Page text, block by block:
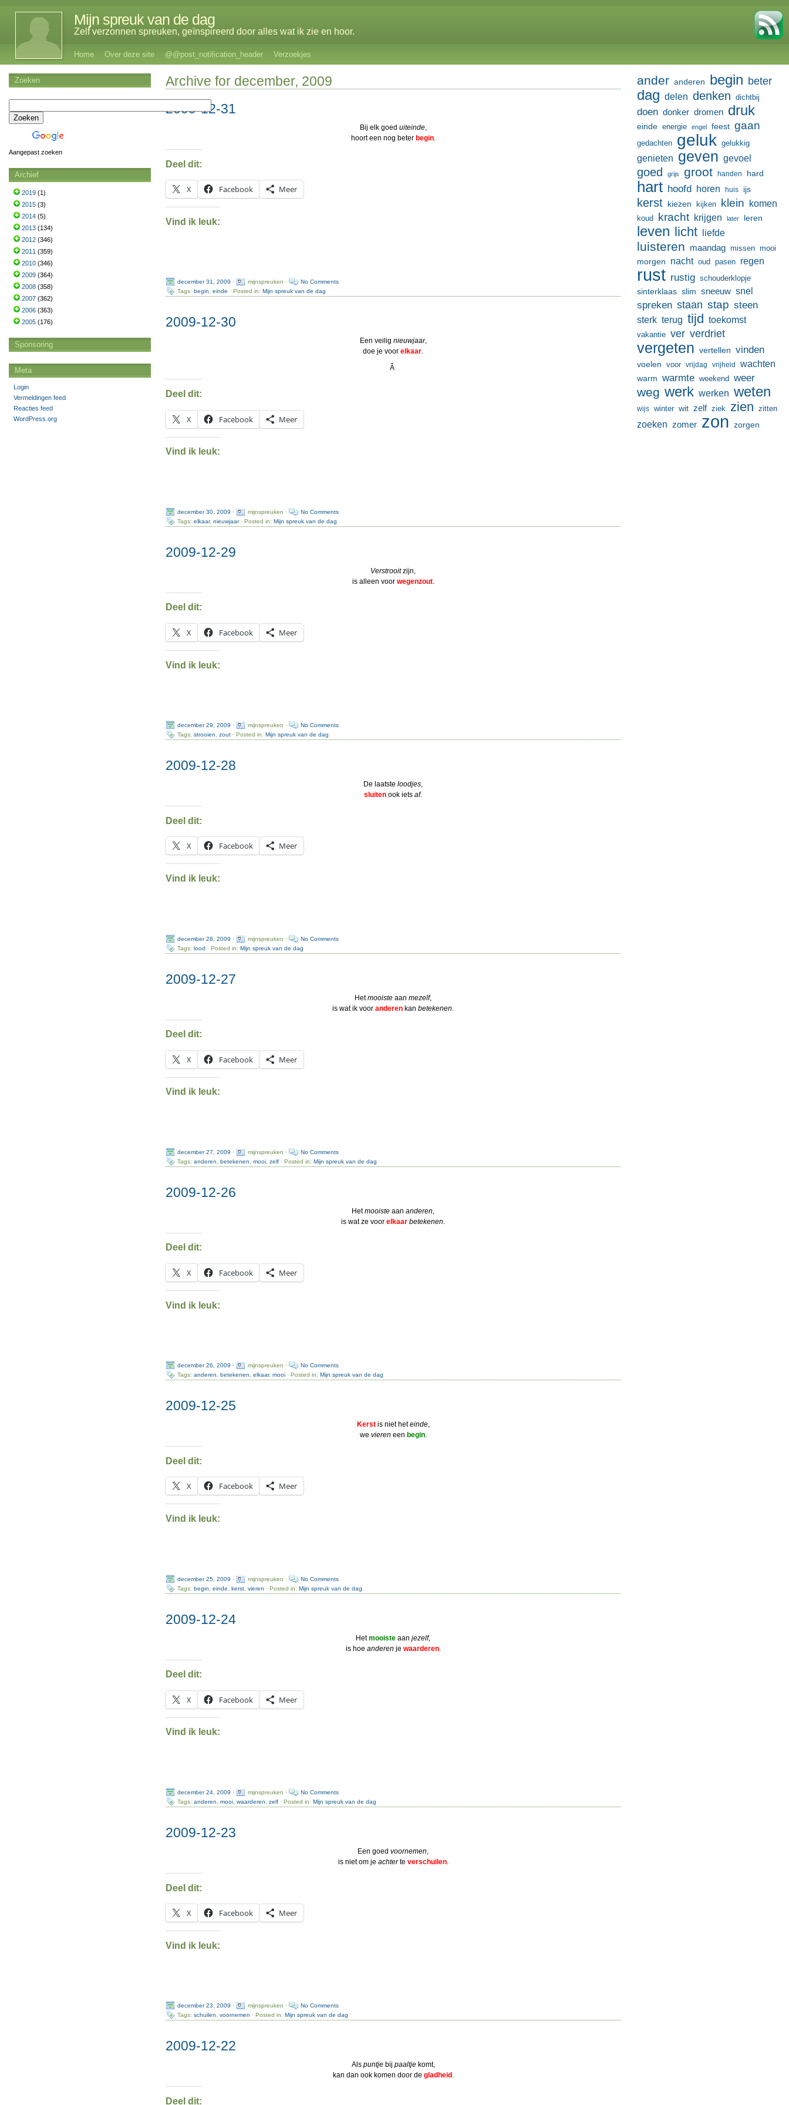
Mijn spreuk van de dag
Zelf verzonnen spreuken, geïnspireerd door alles wat ik zie en hoor.
Home Over deze site @@post_notification_header Verzoekjes
Archive for december, 2009
2009-12-31
Bij elk goed uiteinde,
hoort een nog beter begin.
Deel dit:
X Facebook Meer
Vind ik leuk:
december 31, 2009 · mijnspreuken ·
No Comments
Tags:begin ,einde · Posted in:Mijn spreuk van de dag
2009-12-30
Een veilig nieuwjaar,
doe je voorelkaar.
Â
Deel dit:
X Facebook Meer
Vind ik leuk:
december 30, 2009 · mijnspreuken ·
No Comments
Tags:elkaar,nieuwjaar· Posted in:Mijn spreuk van de dag
2009-12-29
Verstrooitzijn,
is alleen voor wegenzout.
Deel dit:
X Facebook Meer
Vind ik leuk:
december 29, 2009 · mijnspreuken ·
No Comments
Tags:strooien ,zout · Posted in:Mijn spreuk van de dag
2009-12-28
De laatsteloodjes,
sluiten ook ietsaf.
Deel dit:
X Facebook Meer
Vind ik leuk:
december 28, 2009 · mijnspreuken ·
No Comments
Tags:lood · Posted in:Mijn spreuk van de dag
2009-12-27
Hetmooiste aanmezelf,
is wat ik vooranderen kanbetekenen
Deel dit:
X Facebook Meer
Vind ik leuk:
december 27, 2009 · mijnspreuken ·
No Comments
Tags:anderen ,betekenen ,mooi ,zelf · Posted in:Mijn spreuk van de dag
2009-12-26
Hetmooiste aananderen,
is wat ze voorelkaar betekenen.
Deel dit:
X Facebook Meer
Vind ik leuk:
december 26, 2009 · mijnspreuken ·
No Comments
Tags:anderen ,betekenen ,elkaar,mooi · Posted in:Mijn spreuk van de dag
2009-12-25
Kerst is niet heteinde,
we vieren een begin.
Deel dit:
X Facebook Meer
Vind ik leuk:
december 25, 2009 · mijnspreuken ·
No Comments
Tags:begin ,einde ,kerst ,vieren · Posted in:Mijn spreuk van de dag
2009-12-24
Hetmooiste aanjezelf,
is hoe anderen je waarderen.
Deel dit:
X Facebook Meer
Vind ik leuk:
december 24, 2009 · mijnspreuken ·
No Comments
Tags:anderen ,mooi ,waarderen ,zelf · Posted in:Mijn spreuk van de dag
2009-12-23
Een goedvoornemen,
is niet om je achterte verschuilen.
Deel dit:
X Facebook Meer
Vind ik leuk:
december 23, 2009 · mijnspreuken ·
No Comments
Tags:schuilen ,voornemen · Posted in:Mijn spreuk van de dag
2009-12-22
Als puntjebij paaltjekomt,
kan dan ook komen door de gladheid .
Deel dit:
ander anderen begin beter
dag delen denken dichtbij
doen donker dromen druk
einde energie engel feest gaan
gedachten geluk gelukkig
genieten geven gevoel
goed grijs groot handen hard
hart hoofd horen huis ijs
kerst kiezen kijken klein komen
koud kracht krijgen later leren
leven licht liefde
luisteren maandag missen mooi
morgen nacht oud pasen regen
rust rustig schouderklopje
sinterklaas slim sneeuw snel
spreken staan stap steen
sterk terug tijd toekomst
vakantie ver verdriet
vergeten vertellen vinden
voelen voor vrijdag vrijheid wachten
warm warmte weekend weer
weg werk werken weten
wijs winter wit zelf ziek zien zitten
zoeken zomer zon zorgen
Zoeken
Aangepast zoeken
Archief
2019 (1)
2015 (3)
2014 (5)
2013 (134)
2012 (346)
2011 (359)
2010 (346)
2009 (364)
2008 (358)
2007 (362)
2006 (363)
2005 (176)
Sponsoring
Meta
Login
Vermeldingen feed
Reacties feed
WordPress.org